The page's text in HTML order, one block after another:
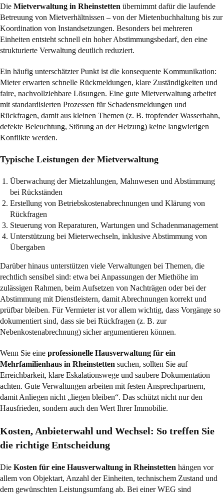
Die Mietverwaltung in Rheinstetten übernimmt dafür die laufende
Betreuung von Mietverhältnissen – von der Mietenbuchhaltung bis zur
Koordination von Instandsetzungen. Besonders bei mehreren
Einheiten entsteht schnell ein hoher Abstimmungsbedarf, den eine
strukturierte Verwaltung deutlich reduziert.
Ein häufig unterschätzter Punkt ist die konsequente Kommunikation:
Mieter erwarten schnelle Rückmeldungen, klare Zuständigkeiten und
faire, nachvollziehbare Lösungen. Eine gute Mietverwaltung arbeitet
mit standardisierten Prozessen für Schadensmeldungen und
Rückfragen, damit aus kleinen Themen (z. B. tropfender Wasserhahn,
defekte Beleuchtung, Störung an der Heizung) keine langwierigen
Konflikte werden.
Typische Leistungen der Mietverwaltung
Überwachung der Mietzahlungen, Mahnwesen und Abstimmung
bei Rückständen
Erstellung von Betriebskostenabrechnungen und Klärung von
Rückfragen
Steuerung von Reparaturen, Wartungen und Schadenmanagement
Unterstützung bei Mieterwechseln, inklusive Abstimmung von
Übergaben
Darüber hinaus unterstützen viele Verwaltungen bei Themen, die
rechtlich sensibel sind: etwa bei Anpassungen der Miethöhe im
zulässigen Rahmen, beim Aufsetzen von Nachträgen oder bei der
Abstimmung mit Dienstleistern, damit Abrechnungen korrekt und
prüfbar bleiben. Für Vermieter ist vor allem wichtig, dass Vorgänge so
dokumentiert sind, dass sie bei Rückfragen (z. B. zur
Nebenkostenabrechnung) sicher argumentieren können.
Wenn Sie eine professionelle Hausverwaltung für ein
Mehrfamilienhaus in Rheinstetten suchen, sollten Sie auf
Erreichbarkeit, klare Eskalationswege und saubere Dokumentation
achten. Gute Verwaltungen arbeiten mit festen Ansprechpartnern,
damit Anliegen nicht „liegen bleiben“. Das schützt nicht nur den
Hausfrieden, sondern auch den Wert Ihrer Immobilie.
Kosten, Anbieterwahl und Wechsel: So treffen Sie
die richtige Entscheidung
Die Kosten für eine Hausverwaltung in Rheinstetten hängen vor
allem von Objektart, Anzahl der Einheiten, technischem Zustand und
dem gewünschten Leistungsumfang ab. Bei einer WEG sind